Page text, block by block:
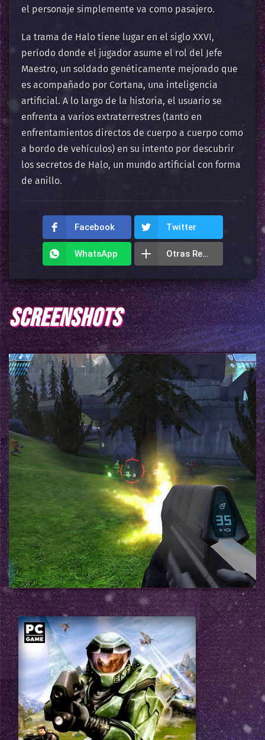
el personaje simplemente va como pasajero.
La trama de Halo tiene lugar en el siglo XXVI,
período donde el jugador asume el rol del Jefe
Maestro, un soldado genéticamente mejorado que
es acompañado por Cortana, una inteligencia
artificial. A lo largo de la historia, el usuario se
enfrenta a varios extraterrestres (tanto en
enfrentamientos directos de cuerpo a cuerpo como
a bordo de vehículos) en su intento por descubrir
los secretos de Halo, un mundo artificial con forma
de anillo.
Facebook Twitter
WhatsApp Otras Redes
SCREENSHOTS